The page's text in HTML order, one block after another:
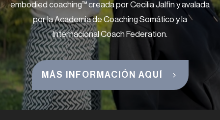
embodied coaching™ creada por Cecilia Jalfin y avalada
por la Academia de Coaching Somático y la
Internacional Coach Federation.
MÁS INFORMACIÓN AQUÍ